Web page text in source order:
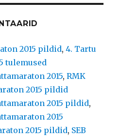
2015 pildid,4. Tartu
tulemused
2015,RMK
2015 pildid
2015 pildid,
2015
2015 pildid, SEB